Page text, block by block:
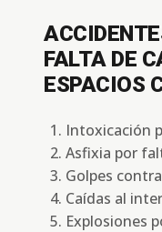
FALTA DE
ESPACIOS
Intoxicación
Asfixia por
Golpes
Caídas al
Explosiones